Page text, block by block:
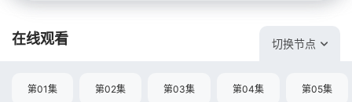
在线观看 切换节点
第01集 第02集 第03集 第04集 第05集